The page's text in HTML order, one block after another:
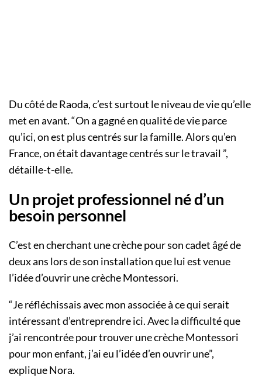
Du côté de Raoda, c’est surtout le niveau de vie qu’elle
met en avant. “On a gagné en qualité de vie parce
qu’ici, on est plus centrés sur la famille. Alors qu’en
France, on était davantage centrés sur le travail ”,
détaille-t-elle.
Un projet professionnel né d’un
besoin personnel
C’est en cherchant une crèche pour son cadet âgé de
deux ans lors de son installation que lui est venue
l’idée d’ouvrir une crèche Montessori.
“Je réfléchissais avec mon associée à ce qui serait
intéressant d’entreprendre ici. Avec la difficulté que
j’ai rencontrée pour trouver une crèche Montessori
pour mon enfant, j’ai eu l’idée d’en ouvrir une”,
explique Nora.